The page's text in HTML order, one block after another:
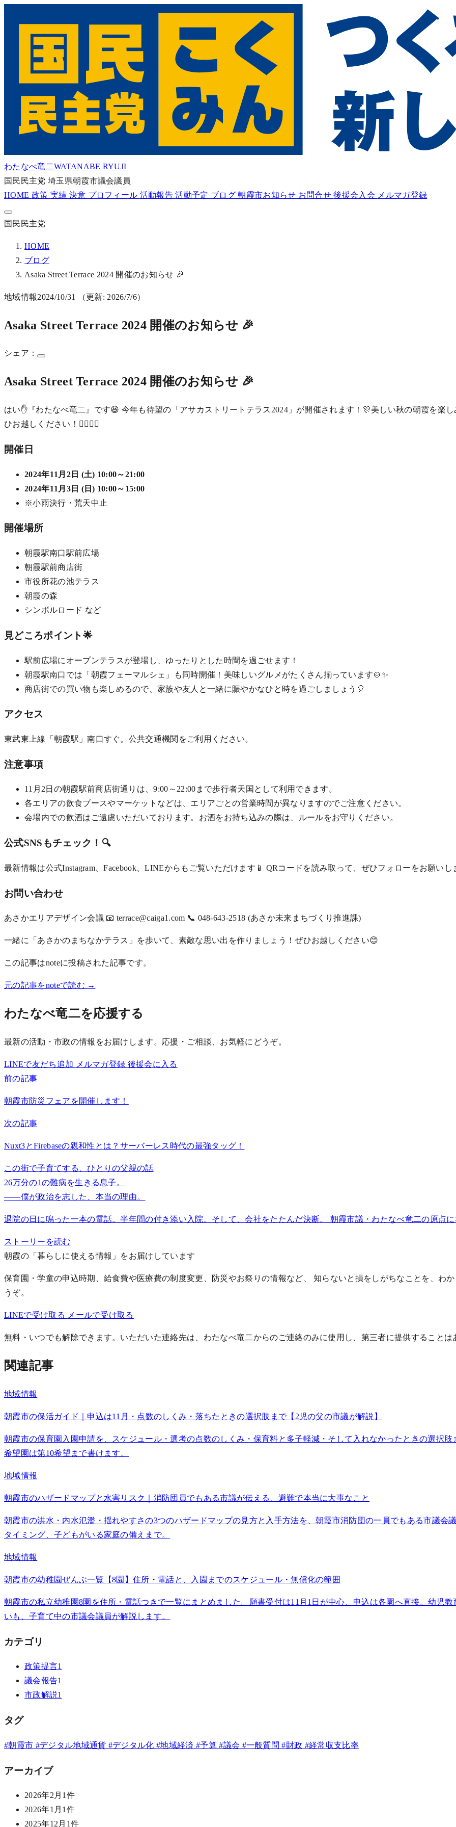
わたなべ竜二WATANABE RYUJI
国民民主党 埼玉県朝霞市議会議員
HOME 政策 実績 決意 プロフィール 活動報告活動予定 ブログ朝霞市お知らせ お問合せ後援会入会 メルマガ登録
国民民主党
HOME
ブログ
Asaka Street Terrace 2024 開催のお知らせ 🎉
地域情報2024/10/31 （更新: 2026/7/6）
Asaka Street Terrace 2024 開催のお知らせ 🎉
シェア：
Asaka Street Terrace 2024 開催のお知らせ 🎉
はい✋『わたなべ竜二』です😆 今年も待望の「アサカストリートテラス2024」が開催されます！🎊美しい秋の朝霞を楽
ひお越しください！🚶‍♀️🚶‍♂️
開催日
2024年11月2日 (土) 10:00～21:00
2024年11月3日 (日) 10:00～15:00
※小雨決行・荒天中止
開催場所
朝霞駅南口駅前広場
朝霞駅前商店街
市役所花の池テラス
朝霞の森
シンボルロード など
見どころポイント🌟
駅前広場にオープンテラスが登場し、ゆったりとした時間を過ごせます！
朝霞駅南口では「朝霞フェーマルシェ」も同時開催！美味しいグルメがたくさん揃っています🍲✨
商店街での買い物も楽しめるので、家族や友人と一緒に賑やかなひと時を過ごしましょう🎈
アクセス
東武東上線「朝霞駅」南口すぐ。公共交通機関をご利用ください。
注意事項
11月2日の朝霞駅前商店街通りは、9:00～22:00まで歩行者天国として利用できます。
各エリアの飲食ブースやマーケットなどは、エリアごとの営業時間が異なりますのでご注意ください。
会場内での飲酒はご遠慮いただいております。お酒をお持ち込みの際は、ルールをお守りください。
公式SNSもチェック！🔍
最新情報は公式Instagram、Facebook、LINEからもご覧いただけます📱 QRコードを読み取って、ぜひフォローをお願いし
お問い合わせ
あさかエリアデザイン会議 📧 terrace@caiga1.com 📞 048-643-2518 (あさか未来まちづくり推進課)
一緒に「あさかのまちなかテラス」を歩いて、素敵な思い出を作りましょう！ぜひお越しください😊
この記事はnoteに投稿された記事です。
元の記事をnoteで読む →
わたなべ竜二を応援する
最新の活動・市政の情報をお届けします。応援・ご相談、お気軽にどうぞ。
LINEで友だち追加 メルマガ登録 後援会に入る
前の記事
朝霞市防災フェアを開催します！
次の記事
Nuxt3とFirebaseの親和性とは？サーバーレス時代の最強タッグ！
この街で子育てする、ひとりの父親の話
26万分の1の難病を生きる息子。
——僕が政治を志した、本当の理由。
退院の日に鳴った一本の電話。半年間の付き添い入院。そして、会社をたたんだ決断。 朝霞市議・わたなべ竜二の原点
ストーリーを読む
朝霞の「暮らしに使える情報」をお届けしています
保育園・学童の申込時期、給食費や医療費の制度変更、防災やお祭りの情報など、 知らないと損をしがちなことを、わ
うぞ。
LINEで受け取る メールで受け取る
無料・いつでも解除できます。いただいた連絡先は、わたなべ竜二からのご連絡のみに使用し、第三者に提供することは
関連記事
地域情報
朝霞市の保活ガイド｜申込は11月・点数のしくみ・落ちたときの選択肢まで【2児の父の市議が解説】
朝霞市の保育園入園申請を、スケジュール・選考の点数のしくみ・保育料と多子軽減・そして入れなかったときの選択
希望園は第10希望まで書けます。
地域情報
朝霞市のハザードマップと水害リスク｜消防団員でもある市議が伝える、避難で本当に大事なこと
朝霞市の洪水・内水氾濫・揺れやすさの3つのハザードマップの見方と入手方法を、朝霞市消防団の一員でもある市議会
タイミング、子どもがいる家庭の備えまで。
地域情報
朝霞市の幼稚園ぜんぶ一覧【8園】住所・電話と、入園までのスケジュール・無償化の範囲
朝霞市の私立幼稚園8園を住所・電話つきで一覧にまとめました。願書受付は11月1日が中心、申込は各園へ直接。幼児
いも、子育て中の市議会議員が解説します。
カテゴリ
政策提言1
議会報告1
市政解説1
タグ
#朝霞市 #デジタル地域通貨 #デジタル化 #地域経済 #予算#議会 #一般質問 #財政 #経常収支比率
アーカイブ
2026年2月 1件
2026年1月 1件
2025年12月 1件